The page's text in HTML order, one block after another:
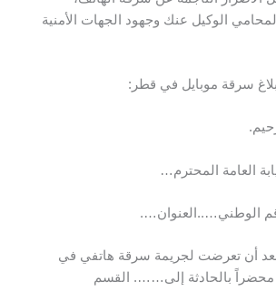
الوكيل عنك وجهود الجهات الأمنية
سرقة موبايل في قطر:
العامة المحترم…
الوطني…..العنوان….
بعد أن تعرضت لجريمة سرقة هاتفي في
بالحادثة إلى……. القسم